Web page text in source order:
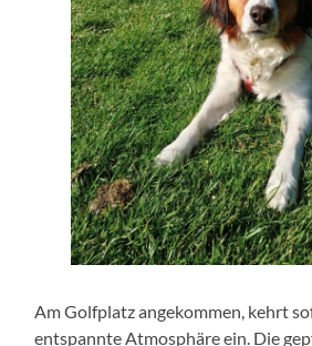
Am Golfplatz angekommen, kehrt
entspannte Atmosphäre ein. Die